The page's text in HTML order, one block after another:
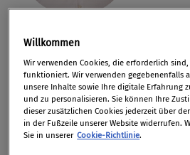
Johannes Assam MSc
Artikel auf Xing teilen
Artikel auf
Artikel auf
Artikellink
Artikel
Vita
Willkommen
Wir verwenden Cookies, die erforderlich
funktioniert. Wir verwenden gegebenenfalls
unsere Inhalte sowie Ihre digitale Erfahrung
und zu personalisieren. Sie können Ihre
dieser zusätzlichen Cookies jederzeit über
in der Fußzeile unserer Website widerrufen.
Sie in unserer Cookie-Richtlinie.